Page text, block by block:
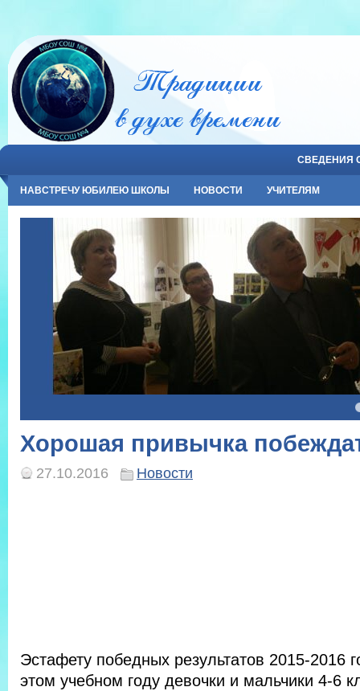
СВЕДЕНИЯ
НАВСТРЕЧУ ЮБИЛЕЮ ШКОЛЫ НОВОСТИ УЧИТЕЛЯМ
Хорошая привычка
27.10.2016 Новости
Эстафету победных результатов 2015-2016
этом учебном году девочки и мальчики 4-6